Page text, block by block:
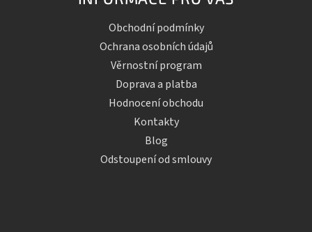
Obchodní podmínky
Ochrana osobních údajů
Věrnostní program
Doprava a platba
Hodnocení obchodu
Kontakty
Blog
Odstoupení od smlouvy